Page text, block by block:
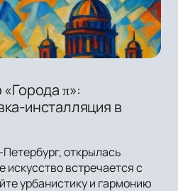
π»:
инсталляция в
открылась
искусство встречается с
урбанистику и гармонию